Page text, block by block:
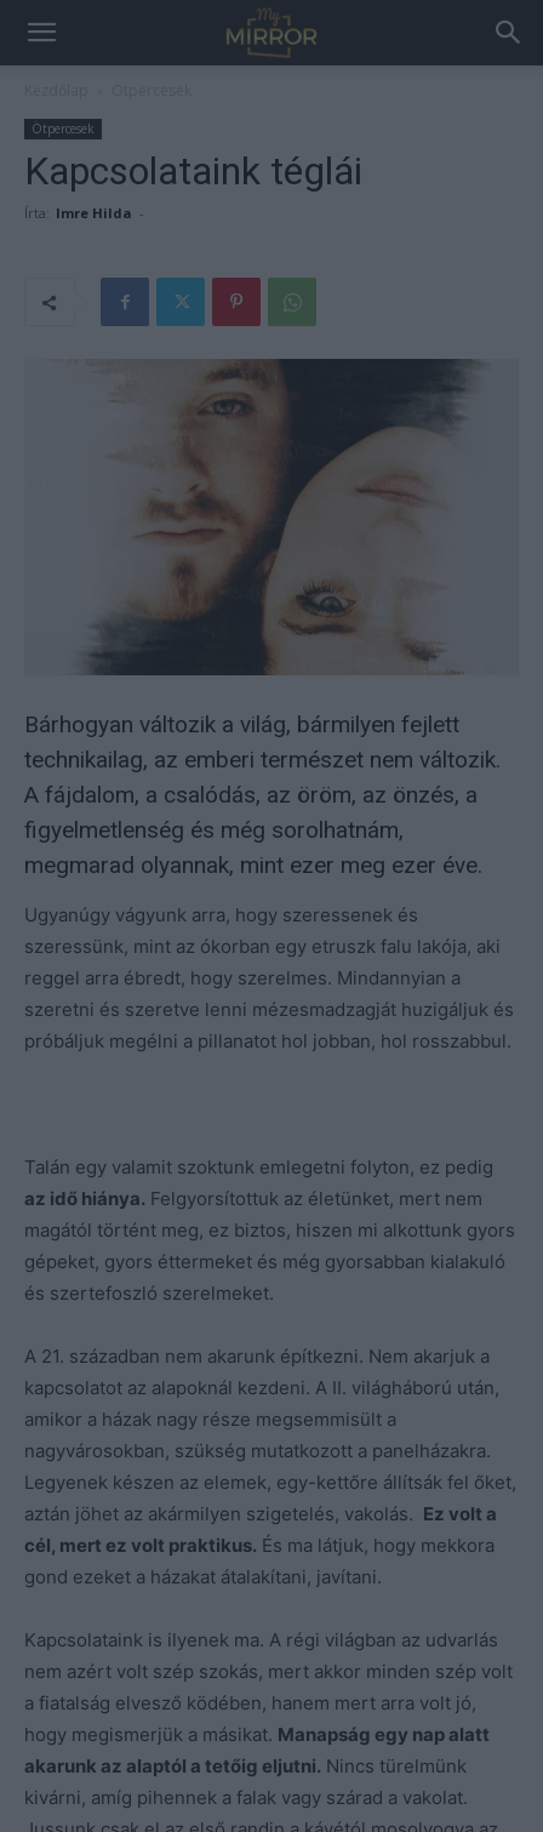
Ötpercesek
Kapcsolataink téglái
Írta: Imre Hilda -
Bárhogyan változik a világ, bármilyen fejlett
technikailag, az emberi természet nem változik.
A fájdalom, a csalódás, az öröm, az önzés, a
figyelmetlenség és még sorolhatnám,
megmarad olyannak, mint ezer meg ezer éve.
Ugyanúgy vágyunk arra, hogy szeressenek és
szeressünk, mint az ókorban egy etruszk falu lakója, aki
reggel arra ébredt, hogy szerelmes. Mindannyian a
szeretni és szeretve lenni mézesmadzagját huzigáljuk és
próbáljuk megélni a pillanatot hol jobban, hol rosszabbul.
Talán egy valamit szoktunk emlegetni folyton, ez pedig
az idő hiánya. Felgyorsítottuk az életünket, mert nem
magától történt meg, ez biztos, hiszen mi alkottunk gyors
gépeket, gyors éttermeket és még gyorsabban kialakuló
és szertefoszló szerelmeket.
A 21. században nem akarunk építkezni. Nem akarjuk a
kapcsolatot az alapoknál kezdeni. A II. világháború után,
amikor a házak nagy része megsemmisült a
nagyvárosokban, szükség mutatkozott a panelházakra.
Legyenek készen az elemek, egy-kettőre állítsák fel őket,
aztán jöhet az akármilyen szigetelés, vakolás. Ez volt a
cél, mert ez volt praktikus. És ma látjuk, hogy mekkora
gond ezeket a házakat átalakítani, javítani.
Kapcsolataink is ilyenek ma. A régi világban az udvarlás
nem azért volt szép szokás, mert akkor minden szép volt
a fiatalság elvesző ködében, hanem mert arra volt jó,
hogy megismerjük a másikat. Manapság egy nap alatt
akarunk az alaptól a tetőig eljutni. Nincs türelmünk
kivárni, amíg pihennek a falak vagy szárad a vakolat.